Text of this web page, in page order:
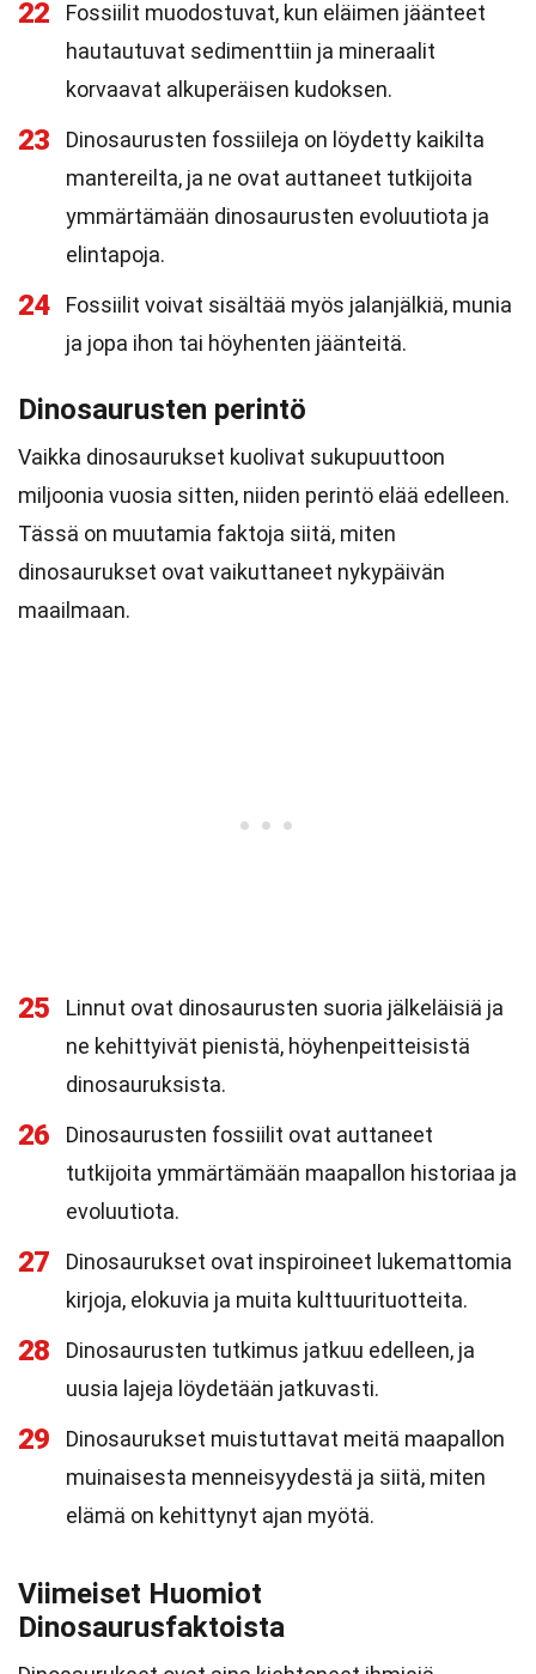
22
Fossiilit muodostuvat, kun eläimen jäänteet
hautautuvat sedimenttiin ja mineraalit
korvaavat alkuperäisen kudoksen.
23
Dinosaurusten fossiileja on löydetty kaikilta
mantereilta, ja ne ovat auttaneet tutkijoita
ymmärtämään dinosaurusten evoluutiota ja
elintapoja.
24
Fossiilit voivat sisältää myös jalanjälkiä, munia
ja jopa ihon tai höyhenten jäänteitä.
Dinosaurusten perintö
Vaikka dinosaurukset kuolivat sukupuuttoon
miljoonia vuosia sitten, niiden perintö elää edelleen.
Tässä on muutamia faktoja siitä, miten
dinosaurukset ovat vaikuttaneet nykypäivän
maailmaan.
25
Linnut ovat dinosaurusten suoria jälkeläisiä ja
ne kehittyivät pienistä, höyhenpeitteisistä
dinosauruksista.
26
Dinosaurusten fossiilit ovat auttaneet
tutkijoita ymmärtämään maapallon historiaa ja
evoluutiota.
27
Dinosaurukset ovat inspiroineet lukemattomia
kirjoja, elokuvia ja muita kulttuurituotteita.
28
Dinosaurusten tutkimus jatkuu edelleen, ja
uusia lajeja löydetään jatkuvasti.
29
Dinosaurukset muistuttavat meitä maapallon
muinaisesta menneisyydestä ja siitä, miten
elämä on kehittynyt ajan myötä.
Viimeiset Huomiot
Dinosaurusfaktoista